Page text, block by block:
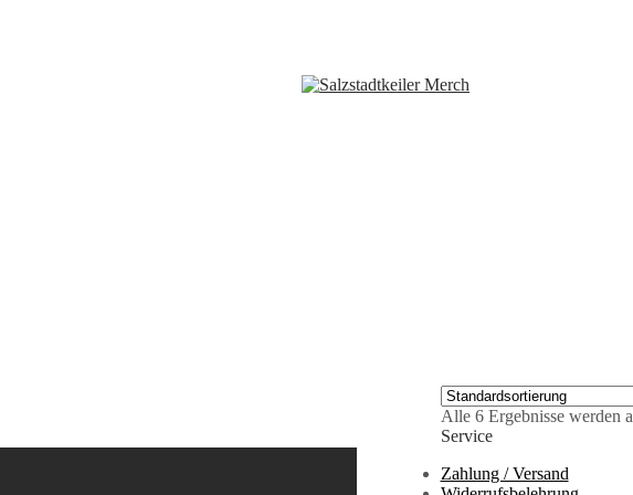
Alle 6 Ergebnisse werden
Service
Zahlung / Versand